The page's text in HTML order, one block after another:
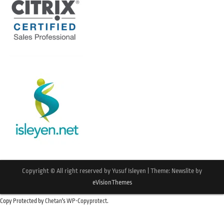
Copyright © All right reserved by Yusuf Isleyen
Theme: Newslite by
eVisionThemes
Copy Protected by Chetan'sWP-Copyprotect.